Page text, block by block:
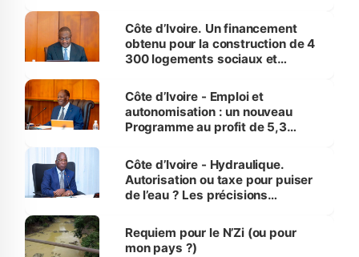
Côte d’Ivoire. Un financement
obtenu pour la construction de 4
300 logements sociaux et
et Yamoussoukro
Côte d’Ivoire - Emploi et
autonomisation : un nouveau
Programme au profit de 5,3
Côte d’Ivoire - Hydraulique.
Autorisation ou taxe pour puiser
de l’eau ? Les précisions
Requiem pour le N’Zi (ou pour
mon pays ?)